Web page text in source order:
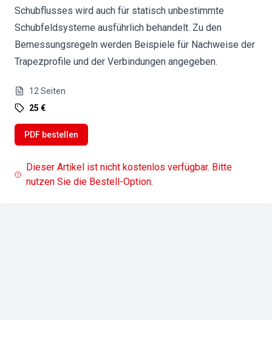
Schubflusses wird auch für statisch unbestimmte
Schubfeldsysteme ausführlich behandelt. Zu den
Bemessungsregeln werden Beispiele für Nachweise der
Trapezprofile und der Verbindungen angegeben.
12 Seiten
25 €
PDF bestellen
Dieser Artikel ist nicht kostenlos verfügbar. Bitte
nutzen Sie die Bestell-Option.